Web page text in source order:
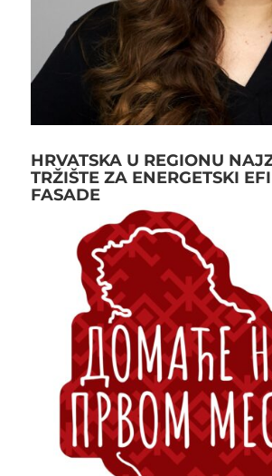
HRVATSKA U REGIONU
TRŽIŠTE ZA ENERGETSKI
FASADE